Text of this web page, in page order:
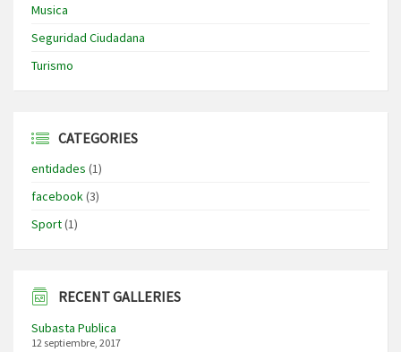
Musica
Seguridad Ciudadana
Turismo
CATEGORIES
entidades (1)
facebook(3)
Sport(1)
RECENT GALLERIES
Subasta Publica
12 septiembre, 2017